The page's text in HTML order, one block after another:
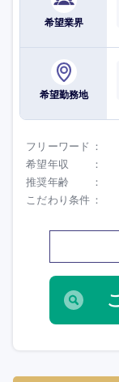
希望業界
希望勤務地
フリーワード
希望年収
推奨年齢
こだわり条件